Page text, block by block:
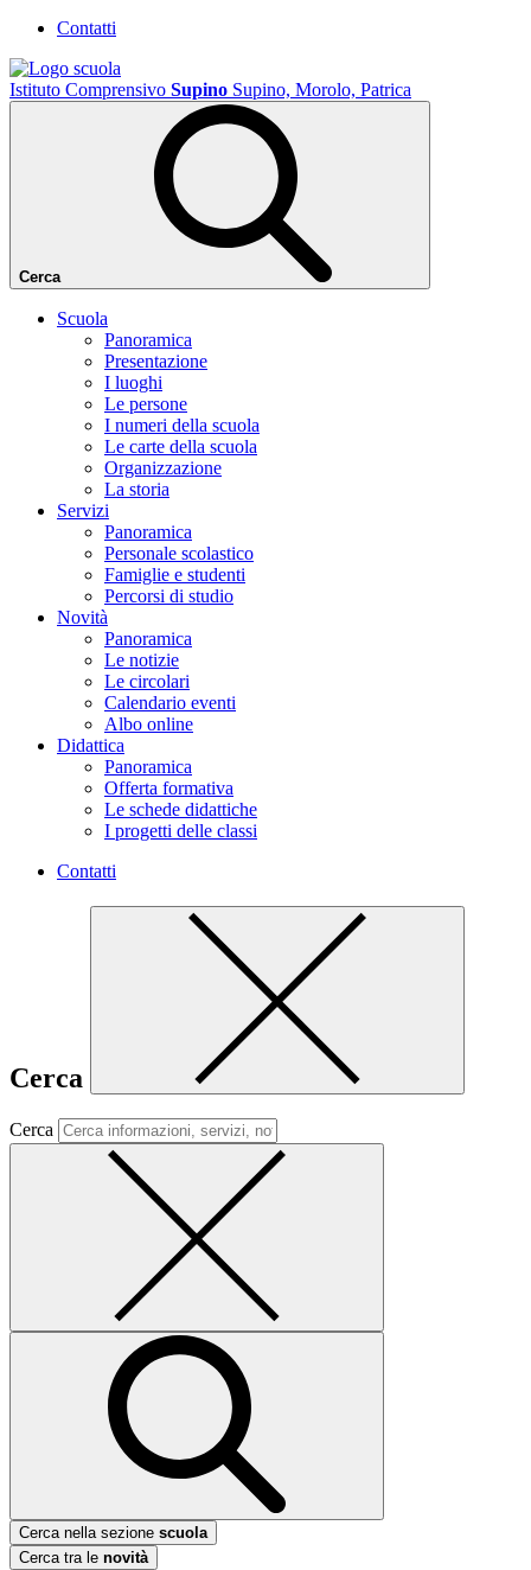
Contatti
Istituto Comprensivo Supino Supino, Morolo, Patrica
Cerca
Scuola
Panoramica
Presentazione
I luoghi
Le persone
I numeri della scuola
Le carte della scuola
Organizzazione
La storia
Servizi
Panoramica
Personale scolastico
Famiglie e studenti
Percorsi di studio
Novità
Panoramica
Le notizie
Le circolari
Calendario eventi
Albo online
Didattica
Panoramica
Offerta formativa
Le schede didattiche
I progetti delle classi
Contatti
Cerca
Cerca
Cerca nella sezione scuola
Cerca tra le novità